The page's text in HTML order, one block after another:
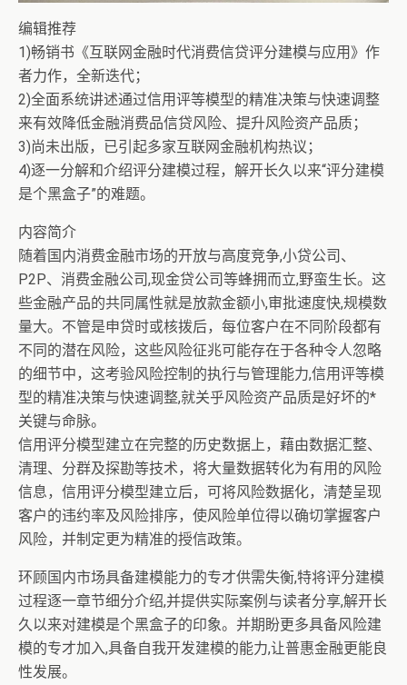
编辑推荐
1)畅销书《互联网金融时代消费信贷评分建模与应用》作
者力作，全新迭代；
2)全面系统讲述通过信用评等模型的精准决策与快速调整
来有效降低金融消费品信贷风险、提升风险资产品质；
3)尚未出版，已引起多家互联网金融机构热议；
4)逐一分解和介绍评分建模过程，解开长久以来“评分建模
是个黑盒子”的难题。
内容简介
随着国内消费金融市场的开放与高度竞争,小贷公司、
P2P、消费金融公司,现金贷公司等蜂拥而立,野蛮生长。这
些金融产品的共同属性就是放款金额小,审批速度快,规模数
量大。不管是申贷时或核拨后，每位客户在不同阶段都有
不同的潜在风险，这些风险征兆可能存在于各种令人忽略
的细节中，这考验风险控制的执行与管理能力,信用评等模
型的精准决策与快速调整,就关乎风险资产品质是好坏的*
关键与命脉。
信用评分模型建立在完整的历史数据上，藉由数据汇整、
清理、分群及探勘等技术，将大量数据转化为有用的风险
信息，信用评分模型建立后，可将风险数据化，清楚呈现
客户的违约率及风险排序，使风险单位得以确切掌握客户
风险，并制定更为精准的授信政策。
环顾国内市场具备建模能力的专才供需失衡,特将评分建模
过程逐一章节细分介绍,并提供实际案例与读者分享,解开长
久以来对建模是个黑盒子的印象。并期盼更多具备风险建
模的专才加入,具备自我开发建模的能力,让普惠金融更能良
性发展。